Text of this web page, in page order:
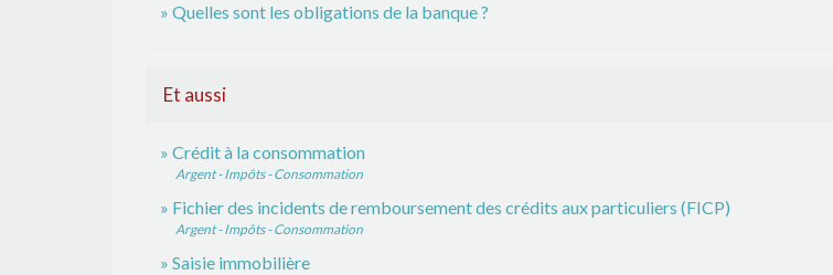
Quelles sont les obligations de la banque ?
Et aussi
Crédit à la consommation
Argent - Impôts - Consommation
Fichier des incidents de remboursement des crédits aux particuliers (FICP)
Argent - Impôts - Consommation
Saisie immobilière